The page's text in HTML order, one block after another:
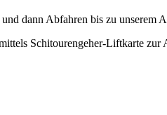
dann Abfahren bis zu unserem
Schitourengeher-Liftkarte